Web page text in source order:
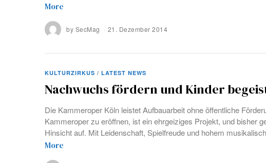
More
by SecMag 21. Dezember 2014
KULTURZIRKUS / LATEST NEWS
Nachwuchs fördern und Kinder
Die Kammeroper Köln leistet Aufbauarbeit ohne öffentliche
Kammeroper zu eröffnen, ist ein ehrgeiziges Projekt, und bisher
Hinsicht auf. Mit Leidenschaft, Spielfreude und hohem
More